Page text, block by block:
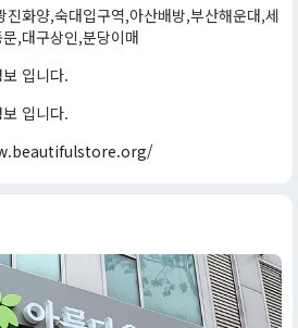
진화양,숙대입구역,아산배방,부산해운대,세
,대구상인,분당이매
입니다.
입니다.